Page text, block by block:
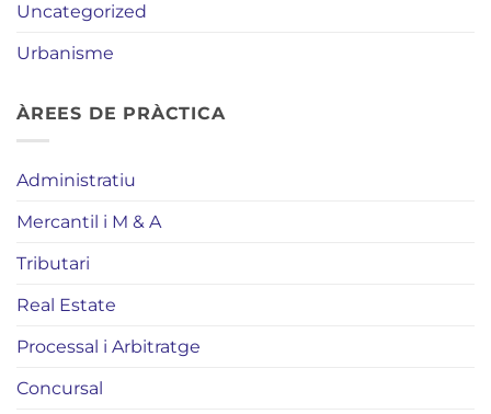
Uncategorized
Urbanisme
ÀREES DE PRÀCTICA
Administratiu
Mercantil i M & A
Tributari
Real Estate
Processal i Arbitratge
Concursal